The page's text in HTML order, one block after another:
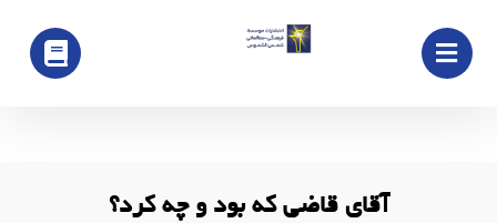
آقای قاضی که بود و چه کرد؟